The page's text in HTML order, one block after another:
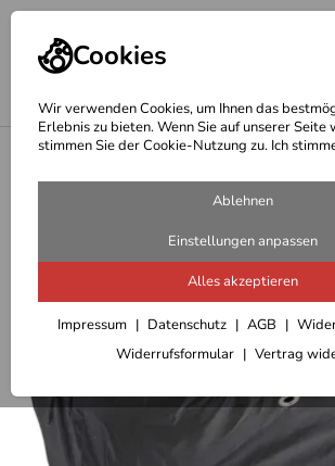
Cookies
Wir verwenden Cookies, um Ihnen das
Erlebnis zu bieten. Wenn Sie auf unserer Seite
stimmen Sie der Cookie-Nutzung zu. Ich
Ablehnen
Einstellungen anpassen
Alles akzeptieren
Impressum Datenschutz AGB
Widerrufsformular
Vertrag
Hepco & Becker Ledertaschen